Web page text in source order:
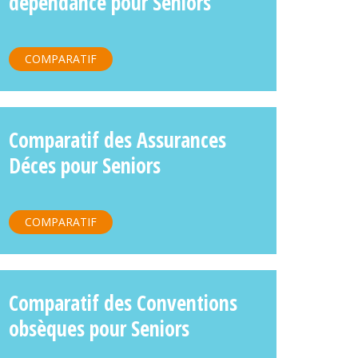
COMPARATIF
Comparatif des Assurances
Déces pour Seniors
COMPARATIF
Comparatif des Conventions
obsèques pour Seniors